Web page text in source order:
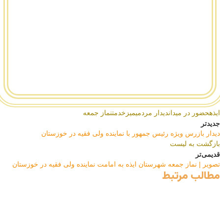
ایذهحضور در میداندیدار مردمیمیزخدمتنماز جمعه
جدیدتر
دیدار بازرس ویژه رئیس جمهور با نماینده ولی فقیه در خوزستان
بازگشت به لیست
قدیمی‌تر
تصویر | نماز جمعه شهرستان ایذه به امامت نماینده ولی فقیه در خوزستان
مطالب مرتبط